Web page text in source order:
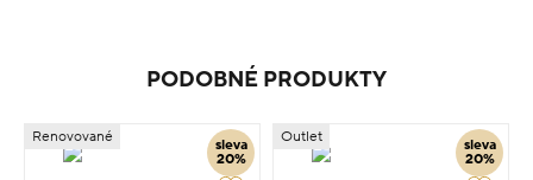
PODOBNÉ PRODUKTY
sleva
20%
Renovované
sleva
20%
Outlet